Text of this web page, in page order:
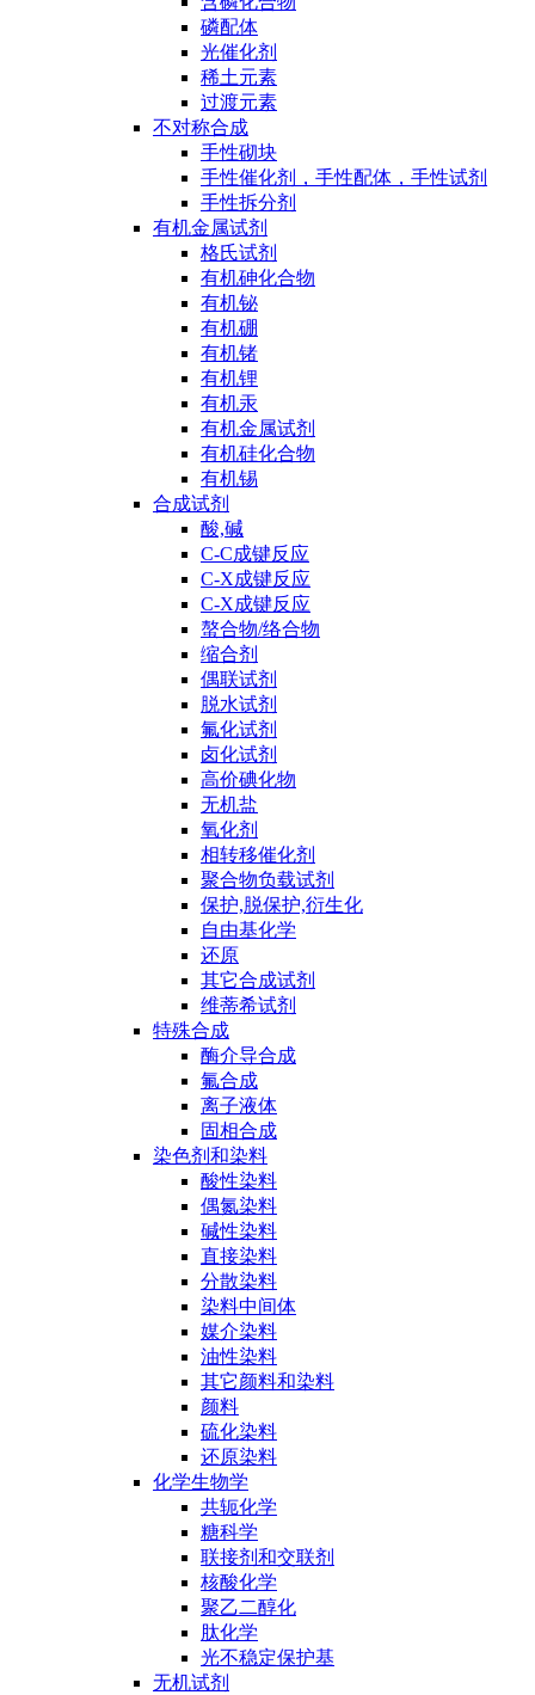
磷配体
光催化剂
稀土元素
过渡元素
不对称合成
手性砌块
手性催化剂，手性配体，手性试剂
手性拆分剂
有机金属试剂
格氏试剂
有机砷化合物
有机铋
有机硼
有机锗
有机锂
有机汞
有机金属试剂
有机硅化合物
有机锡
合成试剂
酸,碱
C-C成键反应
C-X成键反应
C-X成键反应
螯合物/络合物
缩合剂
偶联试剂
脱水试剂
氟化试剂
卤化试剂
高价碘化物
无机盐
氧化剂
相转移催化剂
聚合物负载试剂
保护,脱保护,衍生化
自由基化学
还原
其它合成试剂
维蒂希试剂
特殊合成
酶介导合成
氟合成
离子液体
固相合成
染色剂和染料
酸性染料
偶氮染料
碱性染料
直接染料
分散染料
染料中间体
媒介染料
油性染料
其它颜料和染料
颜料
硫化染料
还原染料
化学生物学
共轭化学
糖科学
联接剂和交联剂
核酸化学
聚乙二醇化
肽化学
光不稳定保护基
无机试剂